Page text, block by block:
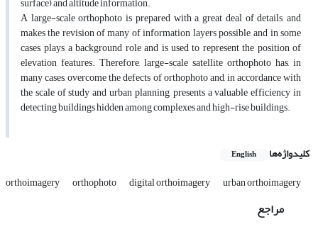
A large-scale orthophoto is prepared with a great deal of details, and
makes the revision of many of information layers possible, and in some
cases, plays a background role and is used to represent the position of
elevation features. Therefore, large-scale satellite orthophoto has, in
many cases, overcome the defects of orthophoto and, in accordance with
the scale of study and urban planning, presents a valuable efficiency in
detecting buildings hidden among complexes and high-rise buildings.
کلیدواژه‌ها English
orthoimagery orthophoto digital orthoimagery urban orthoimagery
مراجع